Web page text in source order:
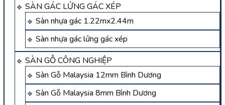
SÀN GÁC LỬNG GÁC XÉP
Sàn nhựa gác 1.22mx2.44m
Sàn nhựa gác lửng gác xép
SÀN GỖ CÔNG NGHIỆP
Sàn Gỗ Malaysia 12mm Bình Dương
Sàn Gỗ Malaysia 8mm Bình Dương